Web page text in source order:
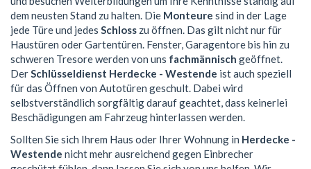
dem neusten Stand zu halten. Die Monteure sind in der Lage
jede Türe und jedes Schloss zu öffnen. Das gilt nicht nur für
Haustüren oder Gartentüren. Fenster, Garagentore bis hin zu
schweren Tresore werden von uns fachmännisch geöffnet.
DerSchlüsseldienst Herdecke - Westende ist auch speziell
für das Öffnen von Autotüren geschult. Dabei wird
selbstverständlich sorgfältig darauf geachtet, dass keinerlei
Beschädigungen am Fahrzeug hinterlassen werden.
Sollten Sie sich Ihrem Haus oder Ihrer Wohnung in Herdecke -
Westende nicht mehr ausreichend gegen Einbrecher